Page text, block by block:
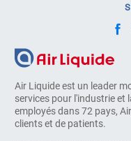
Air Liquide est un leader
services pour l'industrie et
employés dans 72 pays,
clients et de patients.